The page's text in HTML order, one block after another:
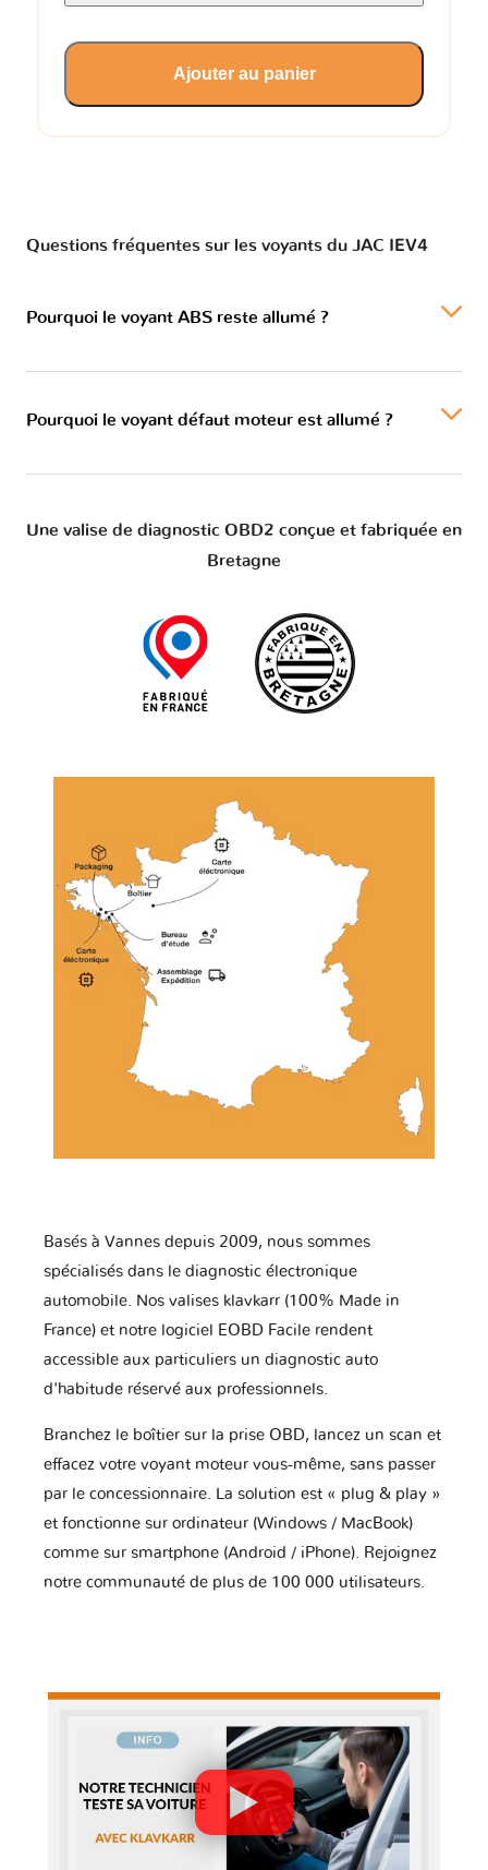
Ajouter au panier
Questions fréquentes sur les voyants du JAC IEV4
Pourquoi le voyant ABS reste allumé ?
Pourquoi le voyant défaut moteur est allumé ?
Une valise de diagnostic OBD2 conçue et fabriquée en
Bretagne
Basés à Vannes depuis 2009, nous sommes
spécialisés dans le diagnostic électronique
automobile. Nos valises klavkarr (100% Made in
France) et notre logiciel EOBD Facile rendent
accessible aux particuliers un diagnostic auto
d'habitude réservé aux professionnels.
Branchez le boîtier sur la prise OBD, lancez un scan et
effacez votre voyant moteur vous-même, sans passer
par le concessionnaire. La solution est « plug & play »
et fonctionne sur ordinateur (Windows / MacBook)
comme sur smartphone (Android / iPhone). Rejoignez
notre communauté de plus de 100 000 utilisateurs.